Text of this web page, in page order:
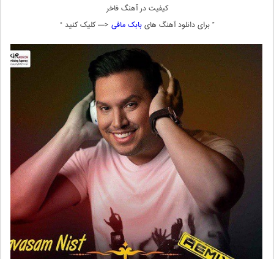
کیفیت در آهنگ فاخر
” برای دانلود آهنگ هایبابک مافی <— کلیک کنید “